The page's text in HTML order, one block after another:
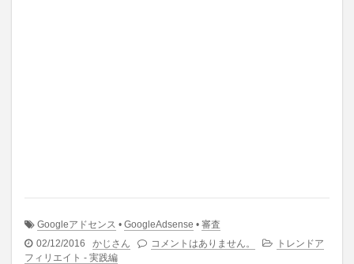
Googleアドセンス • GoogleAdsense • 審査
02/12/2016
かじさん コメントはありません。
トレンドア
フィリエイト - 実践編